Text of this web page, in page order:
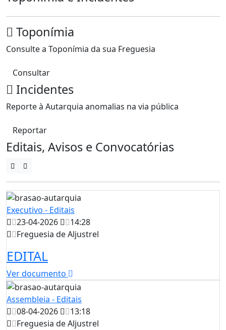
Toponímia
Consulte a Toponímia da sua Freguesia
Consultar
Incidentes
Reporte à Autarquia anomalias na via pública
Reportar
Editais, Avisos e Convocatórias
Executivo - Editais
23-04-2026
14:28
Freguesia de Aljustrel
EDITAL
Ver documento
Assembleia - Editais
08-04-2026
13:18
Freguesia de Aljustrel